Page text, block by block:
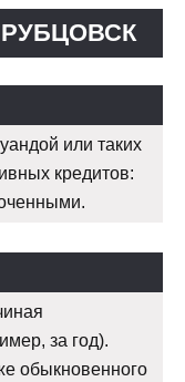
или таких
кредитов:
за год).
обыкновенного